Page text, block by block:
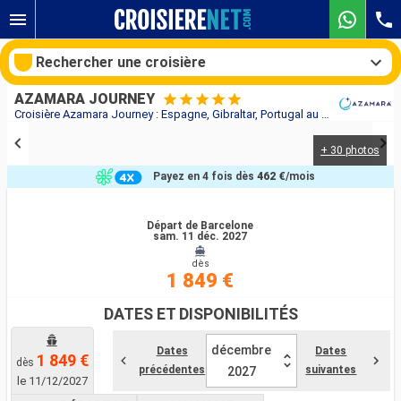
Croisière Azamara Journey : Espagne, Gibraltar, Portugal au départ de Barcelone
AZAMARA JOURNEY
+ 30 photos
Départ de Barcelone
sam. 11 déc. 2027
dès
1 849 €
Payez en 4 fois dès 462 €/mois
DATES ET DISPONIBILITÉS
dès 1 849 €
le 11/12/2027
Dates
précédentes
décembre
2027
Dates
suivantes
Rechercher une croisière
Compagnies
Rechercher